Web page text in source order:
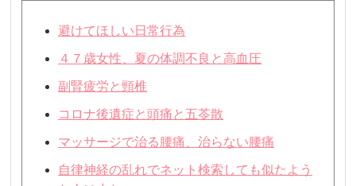
避けてほしい日常行為
４７歳女性、夏の体調不良と高血圧
副腎疲労と頸椎
コロナ後遺症と頭痛と五苓散
マッサージで治る腰痛、治らない腰痛
自律神経の乱れでネット検索しても似たよう